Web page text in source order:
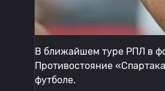
В ближайшем туре РПЛ в
Противостояние
футболе.